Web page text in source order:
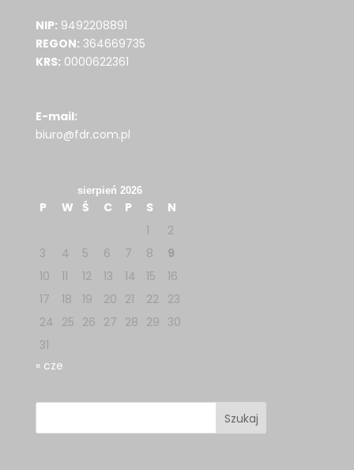
NIP: 9492208891
REGON: 364669735
KRS: 0000622361
E-mail:
biuro@fdr.com.pl
sierpień 2026
P W Ś C P S
N
1
2
3
4 5 6 7 8
9
10
11 12 13 14 15
16
17
18 19 20 21 22
23
24 25 26 27 28 29 30
31
« cze